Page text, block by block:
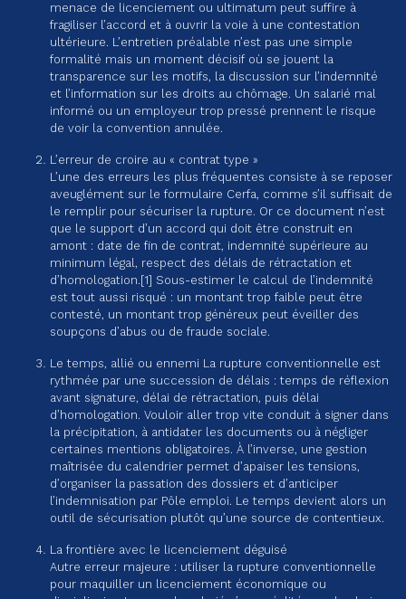
menace de licenciement ou ultimatum peut suffire à
fragiliser l’accord et à ouvrir la voie à une contestation
ultérieure. L’entretien préalable n’est pas une simple
formalité mais un moment décisif où se jouent la
transparence sur les motifs, la discussion sur l’indemnité
et l’information sur les droits au chômage. Un salarié mal
informé ou un employeur trop pressé prennent le risque
de voir la convention annulée.
L’erreur de croire au « contrat type »
L’une des erreurs les plus fréquentes consiste à se reposer
aveuglément sur le formulaire Cerfa, comme s’il suffisait de
le remplir pour sécuriser la rupture. Or ce document n’est
que le support d’un accord qui doit être construit en
amont : date de fin de contrat, indemnité supérieure au
minimum légal, respect des délais de rétractation et
d’homologation.[1] Sous-estimer le calcul de l’indemnité
est tout aussi risqué : un montant trop faible peut être
contesté, un montant trop généreux peut éveiller des
soupçons d’abus ou de fraude sociale.
Le temps, allié ou ennemi La rupture conventionnelle est
rythmée par une succession de délais : temps de réflexion
avant signature, délai de rétractation, puis délai
d’homologation. Vouloir aller trop vite conduit à signer dans
la précipitation, à antidater les documents ou à négliger
certaines mentions obligatoires. À l’inverse, une gestion
maîtrisée du calendrier permet d’apaiser les tensions,
d’organiser la passation des dossiers et d’anticiper
l’indemnisation par Pôle emploi. Le temps devient alors un
outil de sécurisation plutôt qu’une source de contentieux.
La frontière avec le licenciement déguisé
Autre erreur majeure : utiliser la rupture conventionnelle
pour maquiller un licenciement économique ou